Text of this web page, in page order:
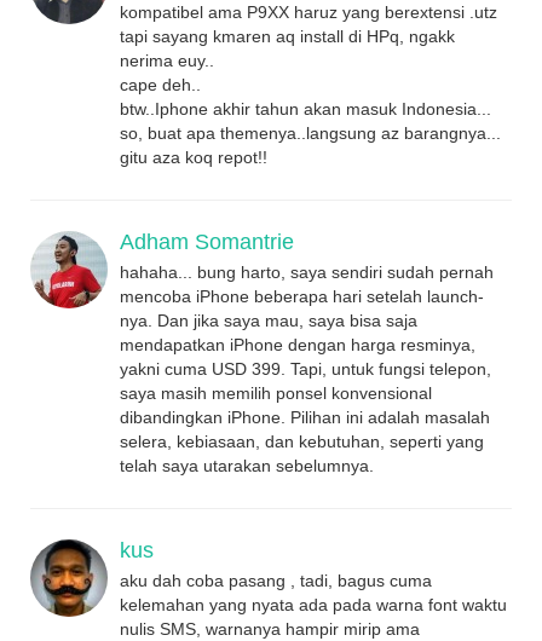
kompatibel ama P9XX haruz yang berextensi .utz
tapi sayang kmaren aq install di HPq, ngakk
nerima euy..
cape deh..
btw..Iphone akhir tahun akan masuk Indonesia...
so, buat apa themenya..langsung az barangnya...
gitu aza koq repot!!
Adham Somantrie
hahaha... bung harto, saya sendiri sudah pernah
mencoba iPhone beberapa hari setelah launch-
nya. Dan jika saya mau, saya bisa saja
mendapatkan iPhone dengan harga resminya,
yakni cuma USD 399. Tapi, untuk fungsi telepon,
saya masih memilih ponsel konvensional
dibandingkan iPhone. Pilihan ini adalah masalah
selera, kebiasaan, dan kebutuhan, seperti yang
telah saya utarakan sebelumnya.
kus
aku dah coba pasang , tadi, bagus cuma
kelemahan yang nyata ada pada warna font waktu
nulis SMS, warnanya hampir mirip ama